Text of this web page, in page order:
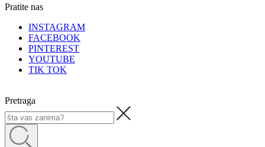
Pratite nas
INSTAGRAM
FACEBOOK
PINTEREST
YOUTUBE
TIK TOK
Pretraga